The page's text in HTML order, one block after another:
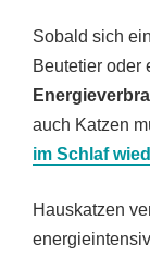
Sobald sich
Beutetier oder
auch Katzen
im Schlaf
Hauskatzen